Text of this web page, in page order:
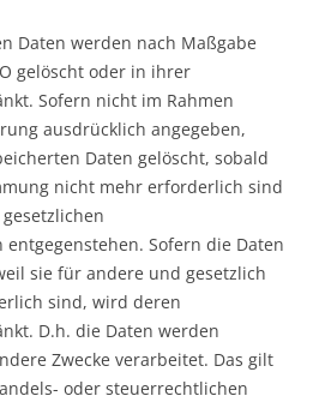
Daten werden nach Maßgabe
gelöscht oder in ihrer
Sofern nicht im Rahmen
ausdrücklich angegeben,
Daten gelöscht, sobald
nicht mehr erforderlich sind
Sofern die Daten
sie für andere und gesetzlich
sind, wird deren
D.h. die Daten werden
Zwecke verarbeitet. Das gilt
oder steuerrechtlichen